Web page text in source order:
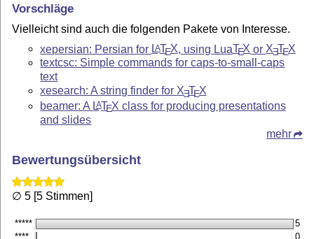
Vorschläge
Vielleicht sind auch die folgenden Pakete von Interesse.
xepersian: Persian for LATEX , using LuaTEX or XETEX
textcsc: Simple commands for caps-to-small-caps
text
xesearch: A string finder for XETEX
beamer: A LATEX class for producing presentations
and slides
mehr
Bewertungsübersicht
∅ 5 [5 Stimmen]
*****
5
****
0